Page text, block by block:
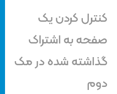
کنترل کردن یک
صفحه به اشتراک
گذاشته شده در مک
دوم